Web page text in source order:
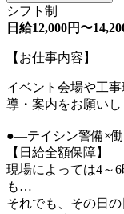
シフト制
日給12,000円〜
【お仕事内容】
イベント会場や工
導・案内をお願いし
●―テイシン警備×
【日給全額保障】
現場によっては4～
も…
それでも、その日